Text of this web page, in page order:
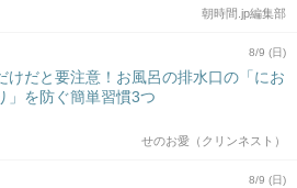
朝時間.jp編集部
8/9 (日)
けだと要注意！お風呂の排水口の「にお
」を防ぐ簡単習慣3つ
せのお愛（クリンネスト）
8/9 (日)